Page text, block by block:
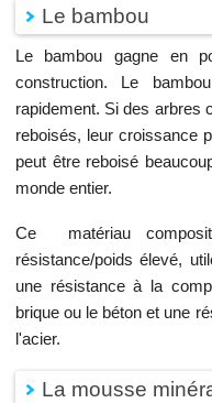
Le bambou
Le bambou gagne en
construction. Le
rapidement. Si des arbres
reboisés, leur croissance
peut être reboisé
monde entier.
Ce matériau
résistance/poids élevé,
une résistance à la
brique ou le béton et une
l'acier.
La mousse